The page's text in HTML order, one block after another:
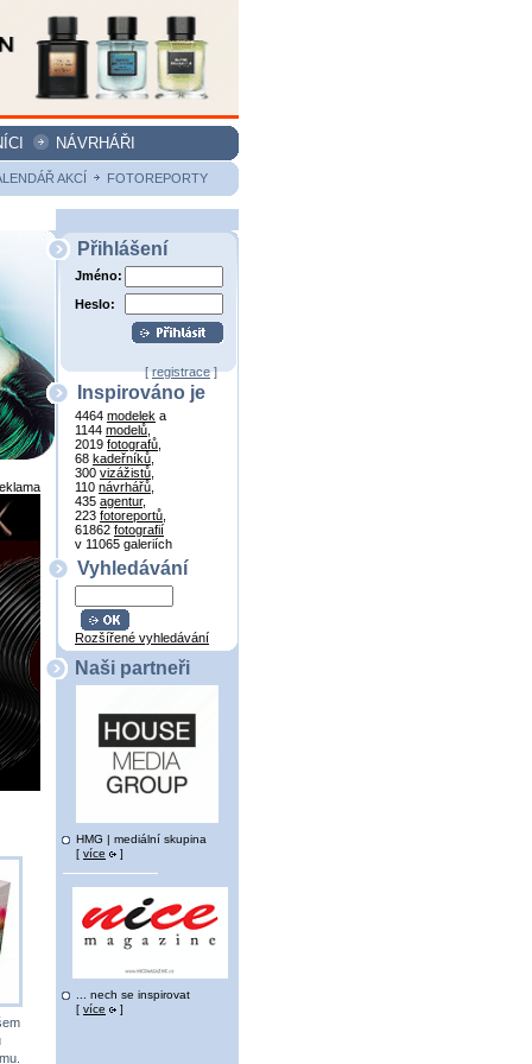
NÁVRHÁŘI
AKCÍ FOTOREPORTY
Přihlášení
Jméno:
Heslo:
[registrace]
Inspirováno je
4464 modelek a
1144 modelů
2019 fotografů
68 kadeřníků
300 vizážistů
110 návrhářů
435 agentur,
223 fotoreportů
61862 fotografií
v 11065 galeriích
Vyhledávání
Rozšířené vyhledávání
Naši partneři
HMG | mediální skupina
[ více ]
... nech se inspirovat
[ více ]